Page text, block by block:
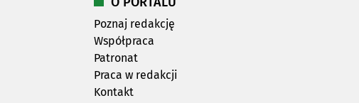
Poznaj redakcję
Współpraca
Patronat
Praca w redakcji
Kontakt